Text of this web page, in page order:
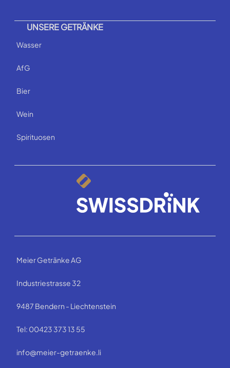
UNSERE GETRÄNKE
Wasser
AfG
Bier
Wein
Spirituosen
Meier Getränke AG
Industriestrasse 32
9487 Bendern - Liechtenstein
Tel: 00423 373 13 55
info@meier-getraenke.li